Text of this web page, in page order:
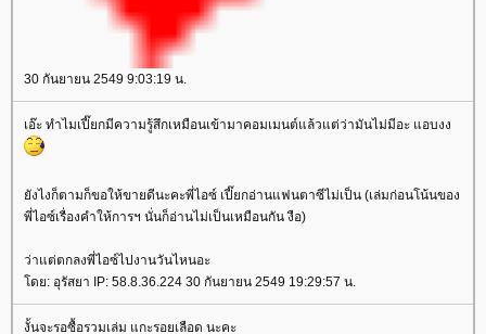
30 กันยายน 2549 9:03:19 น.
เอ๊ะ ทำไมเปี๊ยกมีความรู้สึกเหมือนเข้ามาคอมเมนต์แล้วแต่ว่ามันไม่มีอะ แอบงง
ังไงก็ตามก็ขอให้ขายดีนะคะพี่ไอซ์ เปี๊ยกอ่านแฟนตาซีไม่เป็น (เล่มก่อนโน้นของ
พี่ไอซ์เรื่องคำให้การฯ นั่นก็อ่านไม่เป็นเหมือนกัน งือ)
ว่าแต่ตกลงพี่ไอซ์ไปงานวันไหนอะ
ดย: อุรัสยา IP: 58.8.36.224 30 กันยายน 2549 19:29:57 น.
งั้นจะรอซื้อรวมเล่ม แกะรอยเลือด นะคะ